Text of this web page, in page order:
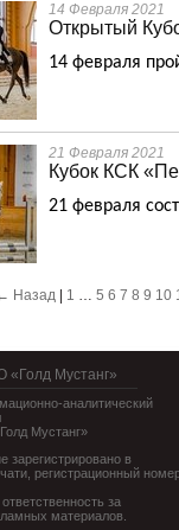
14 Февраля 2021
Открытый
14 февраля
21 Февраля 2021
Кубок КСК
21 февраля
Назад| 1 … 5 6 7 8 9 10
«Голд Мустанг»
аналитический
Мустанг»
зарегистрировано в
регистрационный
за
материалов.